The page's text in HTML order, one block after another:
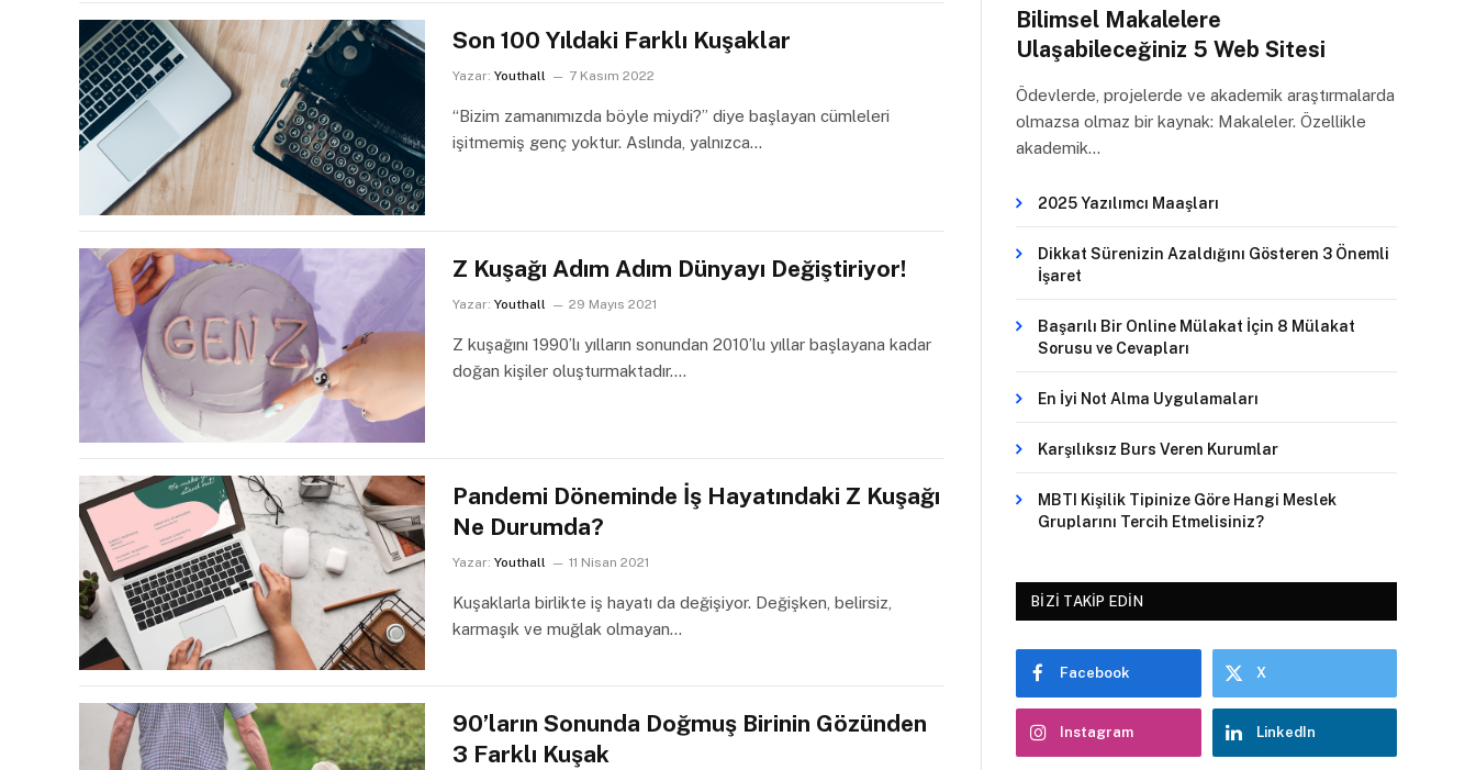
Son 100 Yıldaki Farklı Kuşaklar
Yazar: Youthall 7 Kasım 2022
“Bizim zamanımızda böyle miydi?” diye başlayan cümleleri
işitmemiş genç yoktur. Aslında, yalnızca…
Z Kuşağı Adım Adım Dünyayı Değiştiriyor!
Yazar: Youthall 29 Mayıs 2021
Z kuşağını 1990’lı yılların sonundan 2010’lu yıllar başlayana kadar
doğan kişiler oluşturmaktadır.…
Pandemi Döneminde İş Hayatındaki Z Kuşağı
Ne Durumda?
Yazar: Youthall 11 Nisan 2021
Kuşaklarla birlikte iş hayatı da değişiyor. Değişken, belirsiz,
karmaşık ve muğlak olmayan…
90’ların Sonunda Doğmuş Birinin Gözünden
3 Farklı Kuşak
Bilimsel Makalelere
Ulaşabileceğiniz 5 Web Sitesi
Ödevlerde, projelerde ve akademik araştırmalarda
olmazsa olmaz bir kaynak: Makaleler. Özellikle
akademik…
2025 Yazılımcı Maaşları
Dikkat Sürenizin Azaldığını Gösteren 3 Önemli
İşaret
Başarılı Bir Online Mülakat İçin 8 Mülakat
Sorusu ve Cevapları
En İyi Not Alma Uygulamaları
Karşılıksız Burs Veren Kurumlar
MBTI Kişilik Tipinize Göre Hangi Meslek
Gruplarını Tercih Etmelisiniz?
BIZI TAKIP EDIN
Facebook X
Instagram LinkedIn